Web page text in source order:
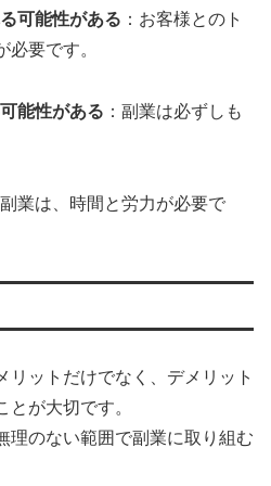
可能性がある ：お客様とのト
要です。
能性がある ：副業は必ずしも
副業は、時間と労力が必要で
リットだけでなく、デメリット
が大切です。
理のない範囲で副業に取り組む